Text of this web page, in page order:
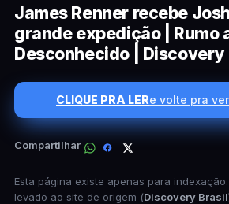
James Renner recebe
grande expedição | Rumo
Desconhecido | Discovery
CLIQUE PRA LERe volte pra
Compartilhar
Esta página existe apenas para
levado ao site de origem (Discovery Brasil